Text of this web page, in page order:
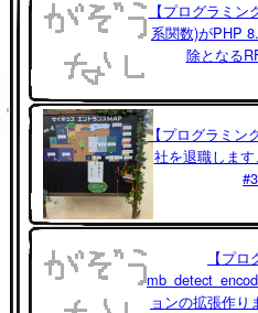
【プログラミ
系関数)がPHP
除となる
【プログラミン
社を退職しま
【プ
ョンの拡張作り